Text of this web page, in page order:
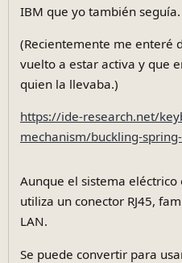
IBM que yo también seguía.
(Recientemente me enteré
vuelto a estar activa y que
quien la llevaba.)
https://ide-research.net/
mechanism/buckling-
Aunque el sistema eléctrico
utiliza un conector RJ45,
LAN.
Se puede convertir para